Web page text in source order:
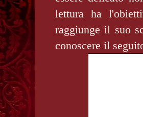
lettura ha
raggiunge il suo
conoscere il